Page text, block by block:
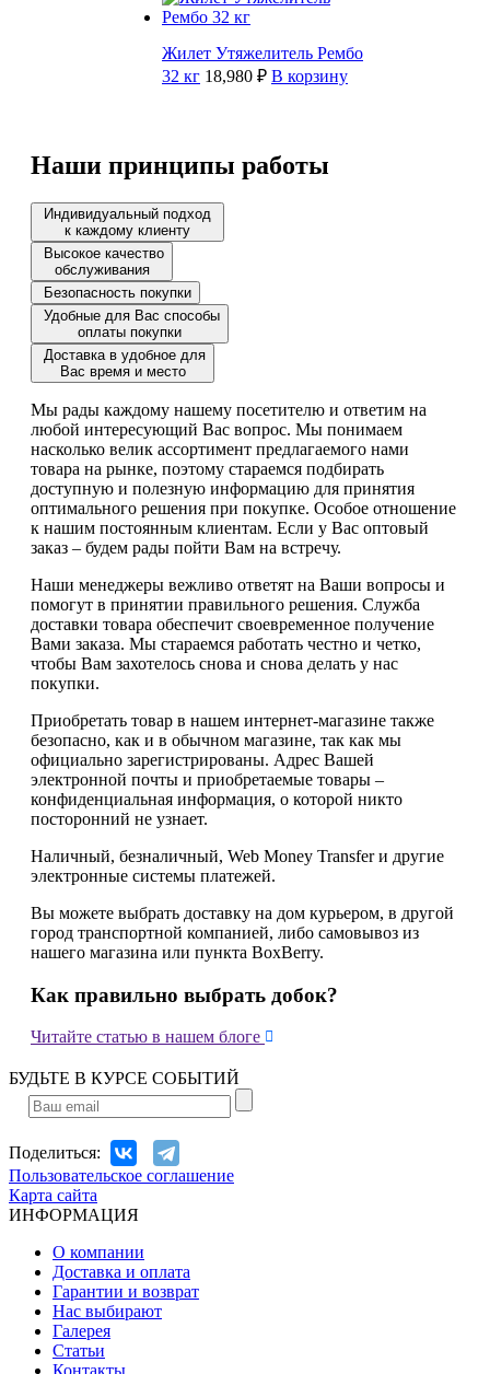
Жилет Утяжелитель Рембо
32 кг 18,980 ₽ В корзину
Наши принципы работы
Индивидуальный подход
к каждому клиенту
Высокое качество
обслуживания
Безопасность покупки
Удобные для Вас способы
оплаты покупки
Доставка в удобное для
Вас время и место
Мы рады каждому нашему посетителю и ответим на
любой интересующий Вас вопрос. Мы понимаем
насколько велик ассортимент предлагаемого нами
товара на рынке, поэтому стараемся подбирать
доступную и полезную информацию для принятия
оптимального решения при покупке. Особое отношение
к нашим постоянным клиентам. Если у Вас оптовый
заказ – будем рады пойти Вам на встречу.
Наши менеджеры вежливо ответят на Ваши вопросы и
помогут в принятии правильного решения. Служба
доставки товара обеспечит своевременное получение
Вами заказа. Мы стараемся работать честно и четко,
чтобы Вам захотелось снова и снова делать у нас
покупки.
Приобретать товар в нашем интернет-магазине также
безопасно, как и в обычном магазине, так как мы
официально зарегистрированы. Адрес Вашей
электронной почты и приобретаемые товары –
конфиденциальная информация, о которой никто
посторонний не узнает.
Наличный, безналичный, Web Money Transfer и другие
электронные системы платежей.
Вы можете выбрать доставку на дом курьером, в другой
город транспортной компанией, либо самовывоз из
нашего магазина или пункта BoxBerry.
Как правильно выбрать добок?
Читайте статью в нашем блоге 
БУДЬТЕ В КУРСЕ СОБЫТИЙ
Поделиться:
Пользовательское соглашение
Карта сайта
ИНФОРМАЦИЯ
О компании
Доставка и оплата
Гарантии и возврат
Нас выбирают
Галерея
Статьи